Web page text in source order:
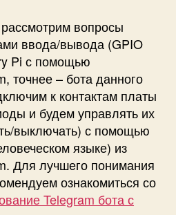
л
о
е
н
и
я
T
e
l
g
r
вопросы
ввода/вывода (GPIO
Pi с помощью
точнее – бота данного
к контактам платы
и будем управлять их
выключать) с помощью
языке) из
Для лучшего понимания
ознакомиться со
Telegram бота с